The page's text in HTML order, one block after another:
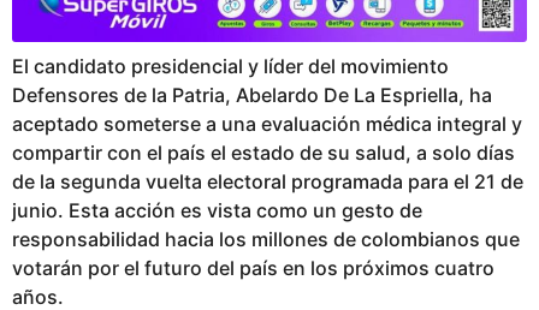
d
o
e
p
El candidato presidencial y líder del movimiento
Defensores de la Patria, Abelardo De La Espriella, ha
aceptado someterse a una evaluación médica integral y
compartir con el país el estado de su salud, a solo días
de la segunda vuelta electoral programada para el 21 de
junio. Esta acción es vista como un gesto de
responsabilidad hacia los millones de colombianos que
votarán por el futuro del país en los próximos cuatro
años.